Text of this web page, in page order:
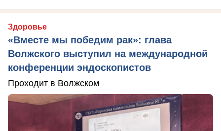
Здоровье
«Вместе мы победим рак»: глава
Волжского выступил на международной
конференции эндоскопистов
Проходит в Волжском